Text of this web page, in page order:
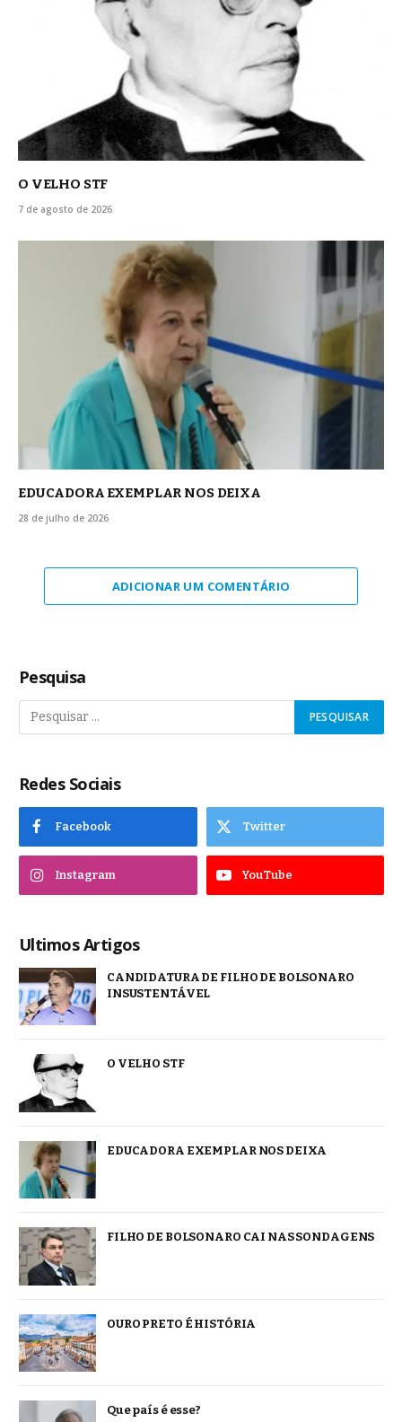
O VELHO STF
7 de agosto de 2026
EDUCADORA EXEMPLAR NOS DEIXA
28 de julho de 2026
ADICIONAR UM COMENTÁRIO
Pesquisa
Redes Sociais
Facebook Twitter
Instagram YouTube
Ultimos Artigos
CANDIDATURA DE FILHO DE BOLSONARO
INSUSTENTÁVEL
O VELHO STF
EDUCADORA EXEMPLAR NOS DEIXA
FILHO DE BOLSONARO CAI NAS SONDAGENS
OURO PRETO É HISTÓRIA
Que país é esse?